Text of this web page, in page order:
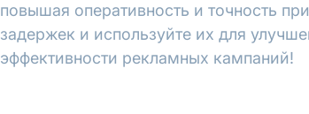
повышая оперативность и точность
задержек и используйте их для
эффективности рекламных кампаний!